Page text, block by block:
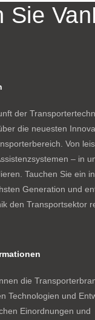
Sie
der
die neuesten
Von
– in
Tauchen Sie ein
Generation und
den Transportsektor
die
Technologien und
Einordnungen und